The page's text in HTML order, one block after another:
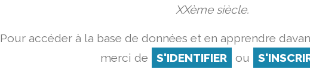
XXème siècle.
Pour accéder à la base de données et en apprendre
merci de
S'IDENTIFIER ou